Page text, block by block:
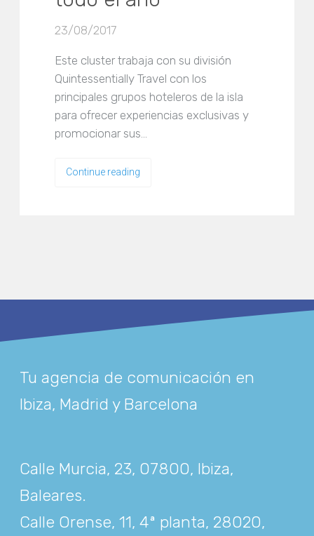
23/08/2017
Este cluster trabaja con su división
Quintessentially Travel con los
principales grupos hoteleros de la isla
para ofrecer experiencias exclusivas y
promocionar sus…
Continue reading
Tu agencia de comunicación en
Ibiza, Madrid y Barcelona
Calle Murcia, 23, 07800, Ibiza,
Baleares.
Calle Orense, 11, 4ª planta, 28020,